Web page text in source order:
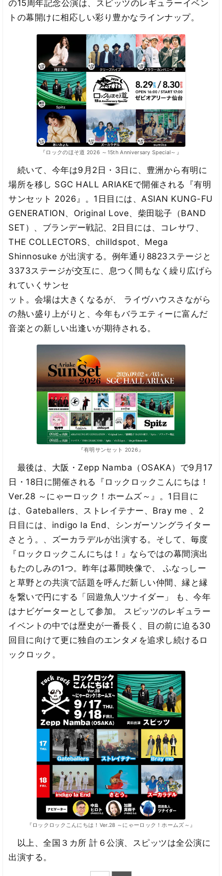
の15周年記念公演は、スピッツのレギュラーイベン
トの幕開けに相応しい彩り豊かなラインナップ。
『ロックのほそ道 2026 ～15th Anniversary Special～』
続いて、今年は9月2日・3日に、豊洲から有明に
場所を移し SGC HALL ARIAKEで開催される『有明
サンセット 2026』。1日目には、ASIAN KUNG-FU
GENERATION、Original Love、柴田聡子（BAND
SET）、ブランデー戦記、2日目には、コレサワ、
THE COLLECTORS、chilldspot、Mega
Shinnosuke が出演する。例年通り8823ステージと
3373ステージが交互に、息つく間もなく繰り広げら
れていくサンセ
ット。会場は大きくなるが、 ライヴハウスさながら
の熱い盛り上がりと、今年もバラエティーに富んだ
音楽との新しい出逢いが期待される。
『有明サンセット 2026』
最後は、大阪・Zepp Namba（OSAKA）で9月17
日・18日に開催される『ロックロックこんにちは！
Ver.28 ～にゃーロック！ホームズ～』。1日目に
は、Gateballers、ストレイテナー、Bray me 、2
日目には、indigo la End、シンガーソングライター
さとう。、ズーカラデルが出演する。そして、毎度
『ロックロックこんにちは！』ならではの幕間演出
もたのしみの1つ。昨年は幕間映像で、 ふなっしー
と草野との共演で話題を呼んだ新しい仲間、縁と縁
を繋いで円にする「回遊魚人ツナイダー」 も、今年
はナビゲーターとして参加。 スピッツのレギュラー
イベントの中では歴史が一番長く、目の前に迫る30
回目に向けて更に独自のエンタメを追求し続けるロ
ックロック。
『ロックロックこんにちは！Ver.28 ～にゃーロック！ホームズ～』
以上、全国３カ所 計６公演、スピッツは全公演に
出演する。